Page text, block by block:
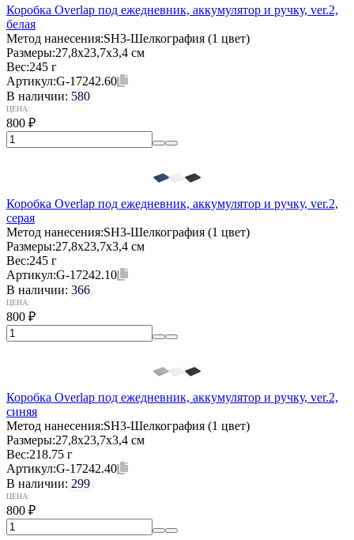
Коробка Overlap под ежедневник, аккумулятор и ручку, ver.2,
белая
Метод нанесения:SH3-Шелкография (1 цвет)
Размеры:27,8х23,7х3,4 см
Вес:245 г
Артикул:G-17242.60
В наличии: 580
ЦЕНА:
800 ₽
Коробка Overlap под ежедневник, аккумулятор и ручку, ver.2,
серая
Метод нанесения:SH3-Шелкография (1 цвет)
Размеры:27,8х23,7х3,4 см
Вес:245 г
Артикул:G-17242.10
В наличии: 366
ЦЕНА:
800 ₽
Коробка Overlap под ежедневник, аккумулятор и ручку, ver.2,
синяя
Метод нанесения:SH3-Шелкография (1 цвет)
Размеры:27,8х23,7х3,4 см
Вес:218.75 г
Артикул:G-17242.40
В наличии: 299
ЦЕНА:
800 ₽